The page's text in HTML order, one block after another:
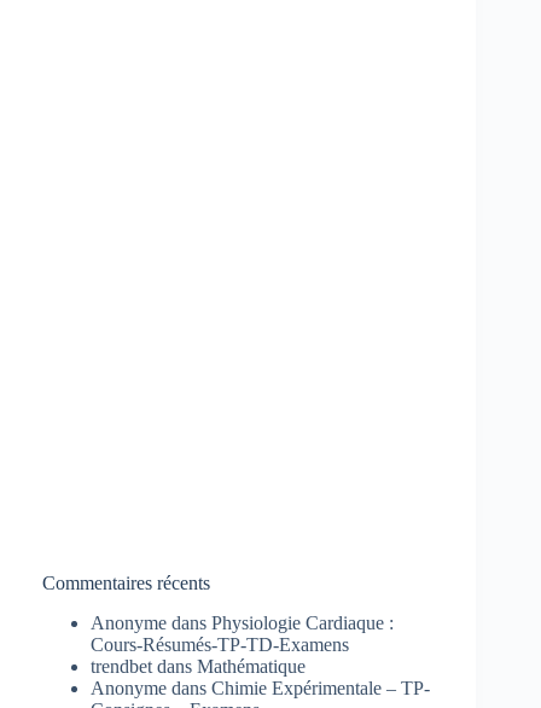
Commentaires récents
Anonyme dans Physiologie Cardiaque :
Cours-Résumés-TP-TD-Examens
trendbet dans Mathématique
Anonyme dans Chimie Expérimentale – TP-